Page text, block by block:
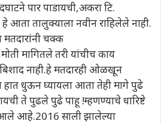
पार पाडायची,अकरा टि.
हे आता तालुक्याला नवीन राहिलेले नाही.
मतदारांनी चक्क
मागितले तरी यांचीच काय
नाही.हे मतदारही ओळखून
धुऊन घ्यायला आता तेही मागे पुढे
ते पुढले पुढे पाहू !म्हणण्याचे धारिष्टे
आहे.2016 साली झालेल्या